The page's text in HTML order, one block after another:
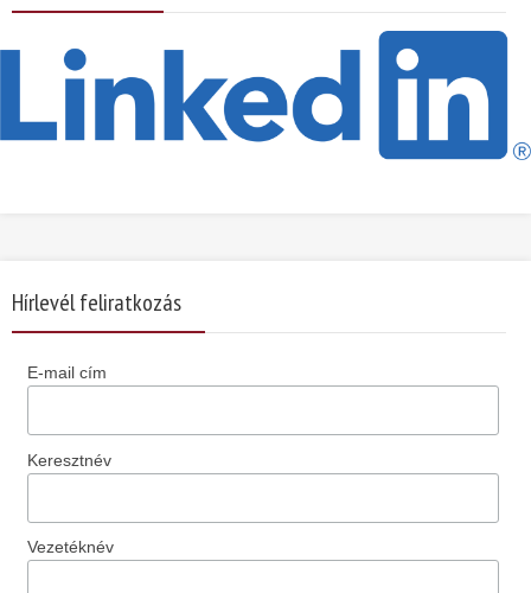
Hírlevél feliratkozás
E-mail cím
Keresztnév
Vezetéknév